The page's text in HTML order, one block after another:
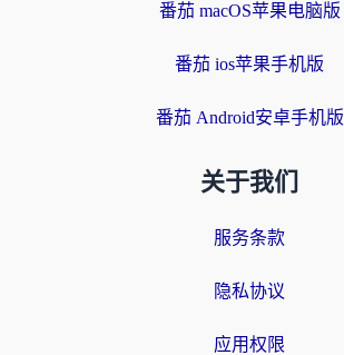
番茄 macOS苹果电脑版
番茄 ios苹果手机版
番茄 Android安卓手机版
关于我们
服务条款
隐私协议
应用权限